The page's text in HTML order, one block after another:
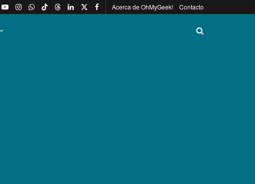
Acerca de OhMyGeek! Contacto